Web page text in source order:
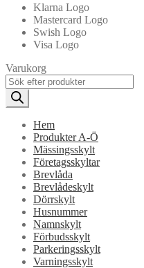
Klarna Logo
Mastercard Logo
Swish Logo
Visa Logo
Varukorg
Products
search
Hem
Produkter A-Ö
Mässingsskylt
Företagsskyltar
Brevlåda
Brevlådeskylt
Dörrskylt
Husnummer
Namnskylt
Förbudsskylt
Parkeringsskylt
Varningsskylt